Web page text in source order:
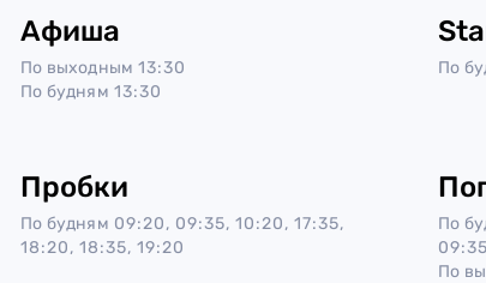
Афиша
По выходным 13:30
По будням 13:30
По
Пробки
По будням 09:20, 09:35, 10:20, 17:35,
18:20, 18:35, 19:20
По
По